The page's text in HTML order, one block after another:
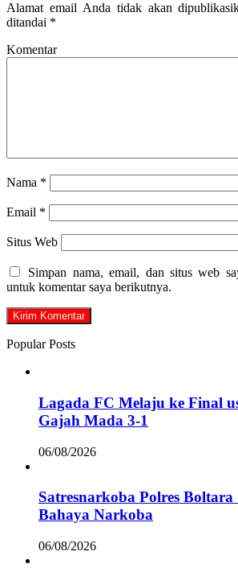
Alamat email Anda tidak akan
ditandai *
Nama *
Email *
Situs Web
Simpan nama, email, dan situs web
untuk komentar saya berikutnya.
Popular Posts
Lagada FC Melaju ke Final
Gajah Mada 3-1
06/08/2026
Satresnarkoba Polres Boltara
Bahaya Narkoba
06/08/2026